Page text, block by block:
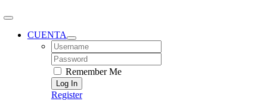
CUENTA
Username:
Password:
Remember Me
Register